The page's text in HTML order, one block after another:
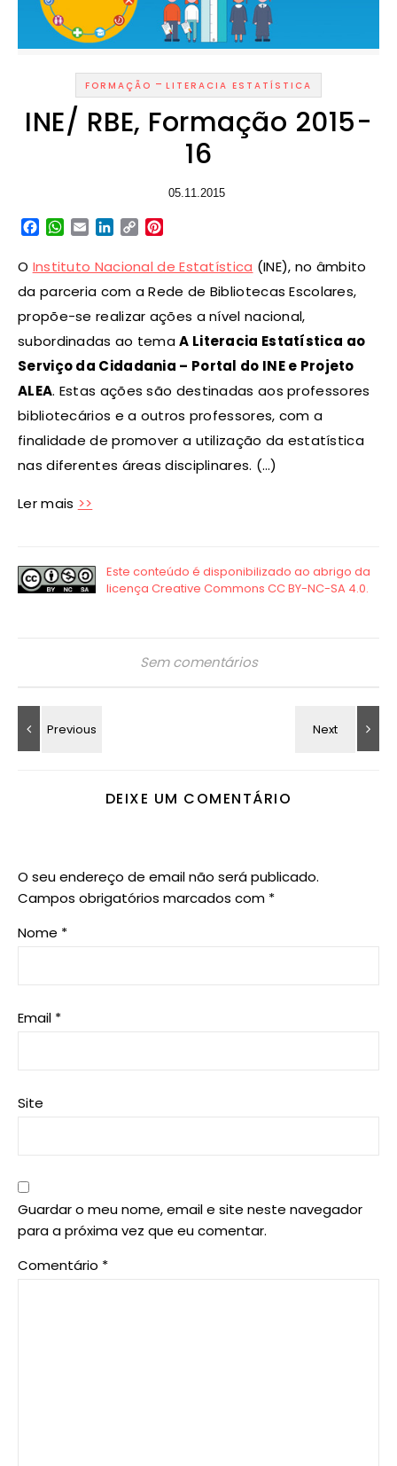
FORMAÇÃO - LITERACIA ESTATÍSTICA
INE/ RBE, Formação 2015-
16
05.11.2015
Facebook
WhatsApp
EmailLinkedIn
Copy
O Instituto Nacional de Estatística (INE), no âmbito
da parceria com a Rede de Bibliotecas Escolares,
propõe-se realizar ações a nível nacional,
subordinadas ao temaA Literacia Estatística ao
Serviço da Cidadania – Portal do INE e Projeto
ALEA. Estas ações são destinadas aos professores
bibliotecários e a outros professores, com a
finalidade de promover a utilização da estatística
nas diferentes áreas disciplinares. (…)
Ler mais >>
Sem comentários
DEIXE UM COMENTÁRIO
O seu endereço de email não será publicado.
Campos obrigatórios marcados com *
Nome *
Email *
Site
Guardar o meu nome, email e site neste navegador
para a próxima vez que eu comentar.
Comentário *